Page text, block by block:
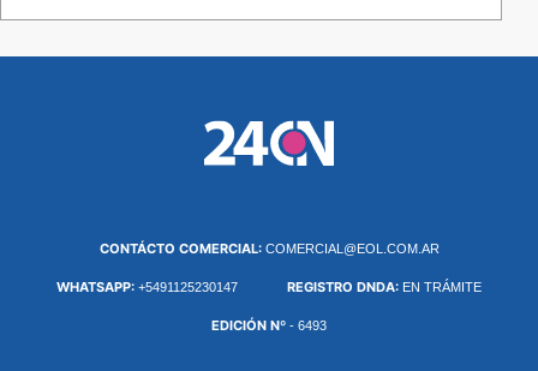
CONTÁCTO COMERCIAL: COMERCIAL@EOL.COM.AR
WHATSAPP: +5491125230147 REGISTRO DNDA: EN TRÁMITE
EDICIÓN Nº - 6493